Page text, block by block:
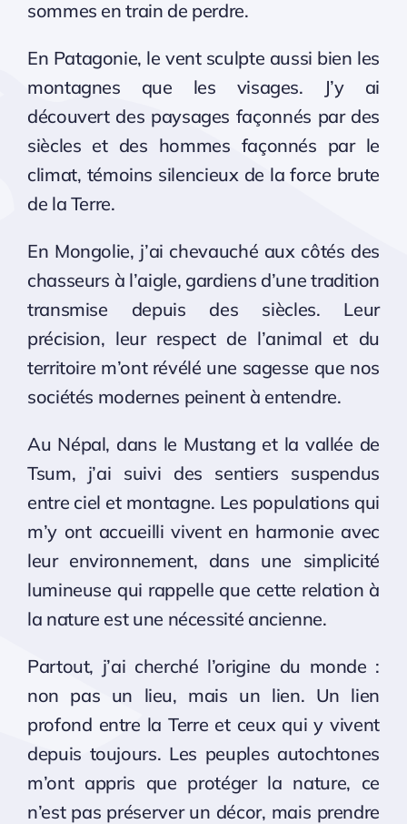
sommes en train de perdre.
En Patagonie, le vent sculpte aussi bien les
montagnes que les visages. J’y ai
découvert des paysages façonnés par des
siècles et des hommes façonnés par le
climat, témoins silencieux de la force brute
de la Terre.
En Mongolie, j’ai chevauché aux côtés des
chasseurs à l’aigle, gardiens d’une tradition
transmise depuis des siècles. Leur
précision, leur respect de l’animal et du
territoire m’ont révélé une sagesse que nos
sociétés modernes peinent à entendre.
Au Népal, dans le Mustang et la vallée de
Tsum, j’ai suivi des sentiers suspendus
entre ciel et montagne. Les populations qui
m’y ont accueilli vivent en harmonie avec
leur environnement, dans une simplicité
lumineuse qui rappelle que cette relation à
la nature est une nécessité ancienne.
Partout, j’ai cherché l’origine du monde :
non pas un lieu, mais un lien. Un lien
profond entre la Terre et ceux qui y vivent
depuis toujours. Les peuples autochtones
m’ont appris que protéger la nature, ce
n’est pas préserver un décor, mais prendre